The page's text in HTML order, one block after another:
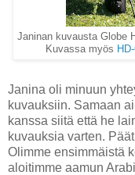
Janinan kuvausta Globe
Kuvassa myös
Janina oli minuun
kuvauksiin. Samaan
kanssa siitä että he
kuvauksia varten.
Olimme ensimmäistä
aloitimme aamun